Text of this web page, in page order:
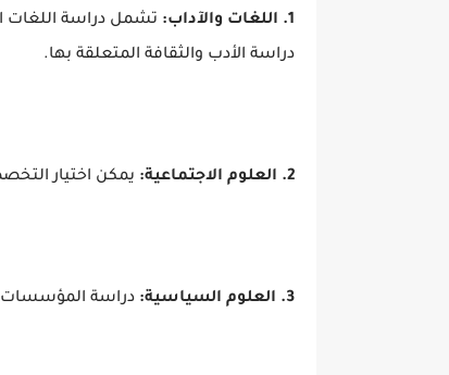
1. اللغات والآداب:
تشمل دراسة اللغات
دراسة الأدب والثقافة المتعلقة بها.
2. العلوم الاجتماعية: يمكن اختيار
3. العلوم السياسية: دراسة المؤسسات